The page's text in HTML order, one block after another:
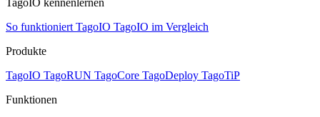
TagoIO kennenlernen
So funktioniert TagoIO TagoIO im Vergleich
Produkte
TagoIO TagoRUN TagoCore TagoDeploy TagoTiP
Funktionen